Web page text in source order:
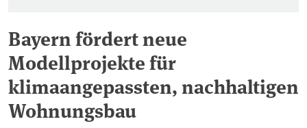
Bayern fördert neue
Modellprojekte für
klimaangepassten, nachhaltigen
Wohnungsbau